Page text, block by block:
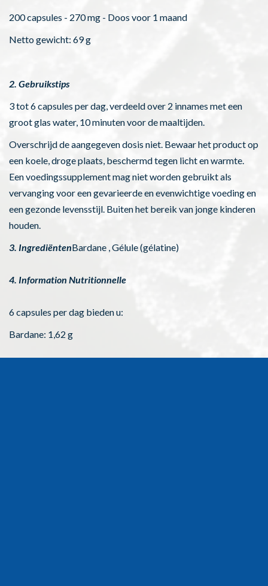
200 capsules - 270 mg - Doos voor 1 maand
Netto gewicht: 69 g
2. Gebruikstips
3 tot 6 capsules per dag, verdeeld over 2 innames met een
groot glas water, 10 minuten voor de maaltijden.
Overschrijd de aangegeven dosis niet. Bewaar het product op
een koele, droge plaats, beschermd tegen licht en warmte.
Een voedingssupplement mag niet worden gebruikt als
vervanging voor een gevarieerde en evenwichtige voeding en
een gezonde levensstijl. Buiten het bereik van jonge kinderen
houden.
3. IngrediëntenBardane , Gélule (gélatine)
4. Information Nutritionnelle
6 capsules per dag bieden u:
Bardane: 1,62 g